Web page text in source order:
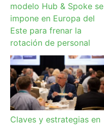
modelo Hub & Spoke se
impone en Europa del
Este para frenar la
rotación de personal
Claves y estrategias en